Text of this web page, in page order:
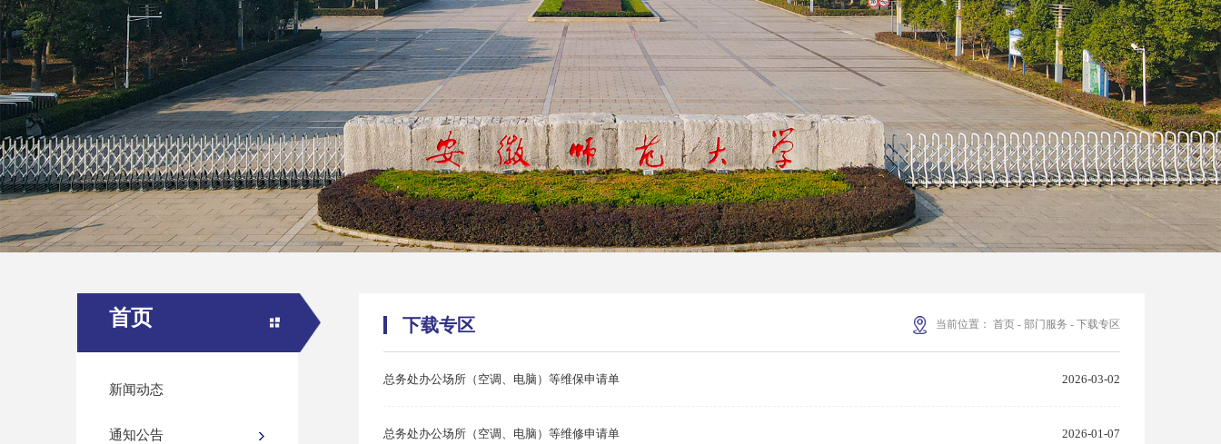
首页
新闻动态
通知公告
下载专区 当前位置： 首页 - 部门服务 - 下载专区
总务处办公场所（空调、电脑）等维保申请单 2026-03-02
总务处办公场所（空调、电脑）等维修申请单 2026-01-07